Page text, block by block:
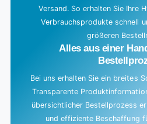
Versand. So erhalten Sie Ihre
Verbrauchsprodukte schnell
größeren
Alles aus einer
Bei uns erhalten Sie ein breites
Transparente
übersichtlicher Bestellprozess
und effiziente Beschaffung